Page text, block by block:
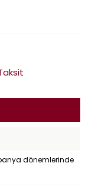
dönemlerinde